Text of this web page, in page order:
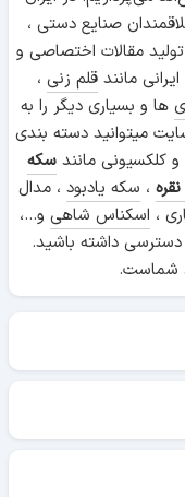
صنایع دستی ،
مقالات اختصاصی و
مانندقلم زنی ،
ها و بسیاری دیگر را به
میتوانید دسته بندی
کلکسیونی مانند سکه
، سکه یادبود ، مدال
، اسکناس شاهی و...،
داشته باشید.
شماست.